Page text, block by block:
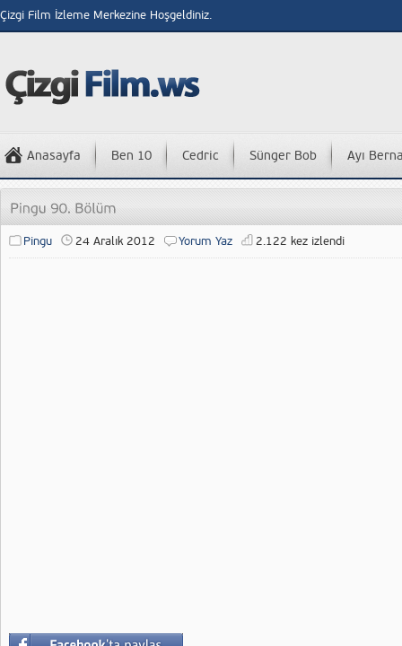
Çizgi Film İzleme Merkezine Hoşgeldiniz.
Anasayfa Ben 10 Cedric Sünger Bob Ayı
Pingu 24 Aralık 2012 Yorum Yaz 2.122 kez izlendi